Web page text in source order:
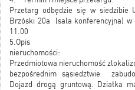
Przetarg odbędzie się w siedzibie
Brzóski 20a (sala konferencyjna)
11.00
5.Opis
Przedmiotowa nieruchomość
bezpośrednim sąsiedztwie
Dojazd drogą gruntową. Działka